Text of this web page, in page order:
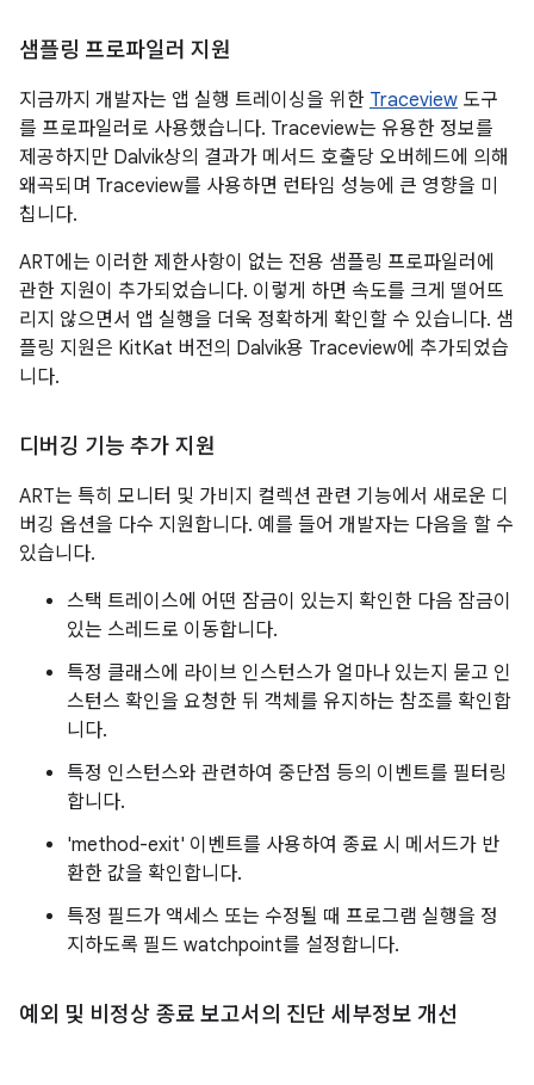
샘플링 프로파일러 지원
지금까지 개발자는 앱 실행 트레이싱을 위한 Traceview 도구
를 프로파일러로 사용했습니다. Traceview는 유용한 정보를
제공하지만 Dalvik상의 결과가 메서드 호출당 오버헤드에 의해
왜곡되며 Traceview를 사용하면 런타임 성능에 큰 영향을 미
칩니다.
ART에는 이러한 제한사항이 없는 전용 샘플링 프로파일러에
관한 지원이 추가되었습니다. 이렇게 하면 속도를 크게 떨어뜨
리지 않으면서 앱 실행을 더욱 정확하게 확인할 수 있습니다. 샘
플링 지원은 KitKat 버전의 Dalvik용 Traceview에 추가되었습
니다.
디버깅 기능 추가 지원
ART는 특히 모니터 및 가비지 컬렉션 관련 기능에서 새로운 디
버깅 옵션을 다수 지원합니다. 예를 들어 개발자는 다음을 할 수
있습니다.
스택 트레이스에 어떤 잠금이 있는지 확인한 다음 잠금이
있는 스레드로 이동합니다.
특정 클래스에 라이브 인스턴스가 얼마나 있는지 묻고 인
스턴스 확인을 요청한 뒤 객체를 유지하는 참조를 확인합
니다.
특정 인스턴스와 관련하여 중단점 등의 이벤트를 필터링
합니다.
'method-exit' 이벤트를 사용하여 종료 시 메서드가 반
환한 값을 확인합니다.
특정 필드가 액세스 또는 수정될 때 프로그램 실행을 정
지하도록 필드 watchpoint를 설정합니다.
예외 및 비정상 종료 보고서의 진단 세부정보 개선